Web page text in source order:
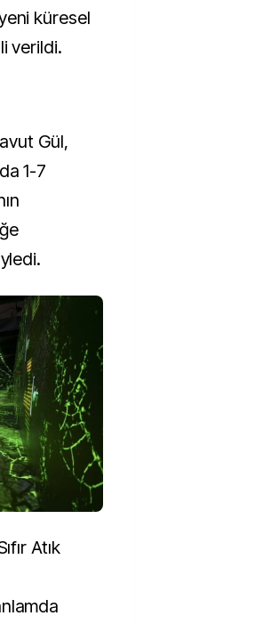
küresel
verildi.
Gül,
1-7
Atık